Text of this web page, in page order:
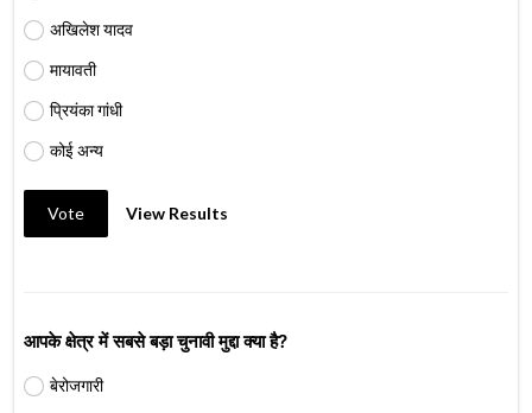
अखिलेश यादव
मायावती
प्रियंका गांधी
कोई अन्य
Vote View Results
आपके क्षेत्र में सबसे बड़ा चुनावी मुद्दा क्या है?
बेरोजगारी